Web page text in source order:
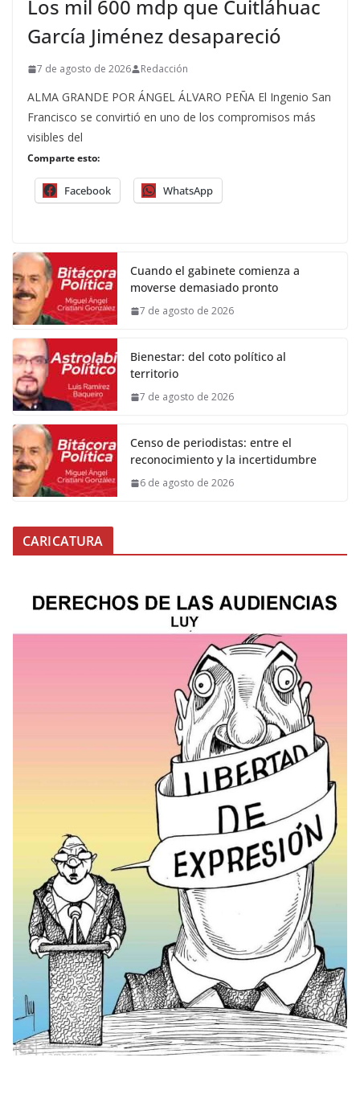
Los mil 600 mdp que Cuitláhuac
García Jiménez desapareció
7 de agosto de 2026 Redacción
ALMA GRANDE POR ÁNGEL ÁLVARO PEÑA El Ingenio San
Francisco se convirtió en uno de los compromisos más
visibles del
Comparte esto:
Facebook WhatsApp
Cuando el gabinete comienza a
moverse demasiado pronto
7 de agosto de 2026
Bienestar: del coto político al
territorio
7 de agosto de 2026
Censo de periodistas: entre el
reconocimiento y la incertidumbre
6 de agosto de 2026
CARICATURA